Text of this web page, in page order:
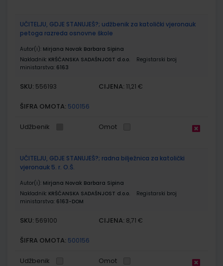
UČITELJU, GDJE STANUJEŠ?; udžbenik za katolički vjeronauk
petoga razreda osnovne škole
Autor(i): Mirjana Novak Barbara Sipina
Nakladnik: KRŠĆANSKA SADAŠNJOST d.o.o.
Registarski broj
ministarstva: 6163
SKU: 556193 CIJENA: 11,21 €
ŠIFRA OMOTA: 500156
Udžbenik Omot
UČITELJU, GDJE STANUJEŠ?; radna bilježnica za katolički
vjeronauk 5. r. O.Š.
Autor(i): Mirjana Novak Barbara Sipina
Nakladnik: KRŠĆANSKA SADAŠNJOST d.o.o.
Registarski broj
ministarstva: 6163-DOM
SKU: 569100 CIJENA: 8,71 €
ŠIFRA OMOTA: 500156
Udžbenik Omot